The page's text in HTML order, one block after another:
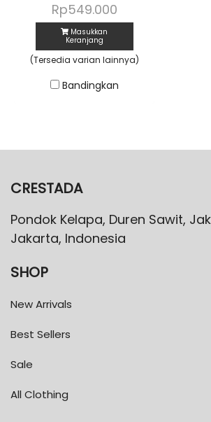
Rp549.000
Keranjang
(Tersedia varian lainnya)
Bandingkan
CRESTADA
Pondok Kelapa, Duren Sawit,
Jakarta, Indonesia
SHOP
New Arrivals
Best Sellers
Sale
All Clothing